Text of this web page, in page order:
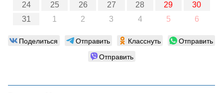
24
25 26 27 28 29
30
31
1 2 3 4 5 6
Поделиться Отправить Класснуть
Отправить
Отправить